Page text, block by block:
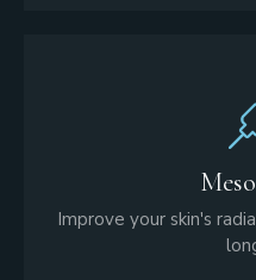
Improve your skin's